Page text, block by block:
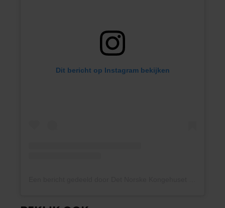
Dit bericht op Instagram bekijken